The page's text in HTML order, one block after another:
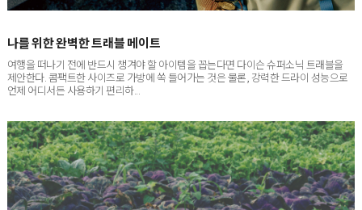
여행을 떠나기 전에 반드시 챙겨야 할 아이템을 꼽는다면 다이슨 슈퍼소닉 트래블을
제안한다. 콤팩트한 사이즈로 가방에 쏙 들어가는 것은 물론, 강력한 드라이 성능으로
언제 어디서든 사용하기 편리하...